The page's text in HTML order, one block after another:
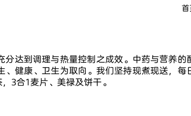
达到调理与热量控制之成效。中药与营养的
健康、卫生为取向。我们坚持现煮现送，每
3合1麦片、美禄及饼干。